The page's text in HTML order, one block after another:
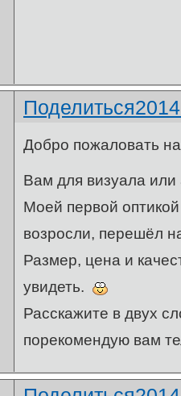
Поделиться
Добро пожаловать
Вам для визуала
Моей первой
возросли, перешёл
Размер, цена и
увидеть.
Расскажите в двух
порекомендую вам